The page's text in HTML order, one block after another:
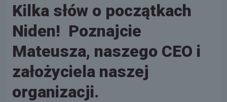
Kilka słów o początkach
Niden! Poznajcie
Mateusza, naszego CEO i
założyciela naszej
organizacji.